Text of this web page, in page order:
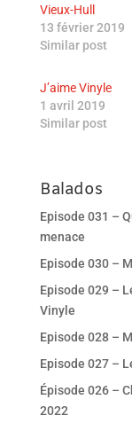
Vieux-Hull
13 février 2019
Similar post
J’aime Vinyle
1 avril 2019
Similar post
Balados
Episode 031 –
menace
Episode 030 –
Episode 029 –
Vinyle
Episode 028 –
Episode 027 –
Épisode 026 –
2022